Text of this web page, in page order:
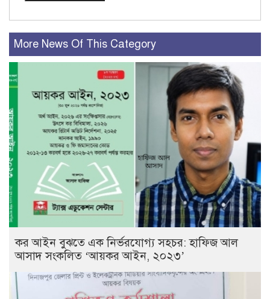
More News Of This Category
কর আইন বুঝতে এক নির্ভরযোগ্য সহচর: হাফিজ আল
আসাদ সংকলিত ‘আয়কর আইন, ২০২৩’